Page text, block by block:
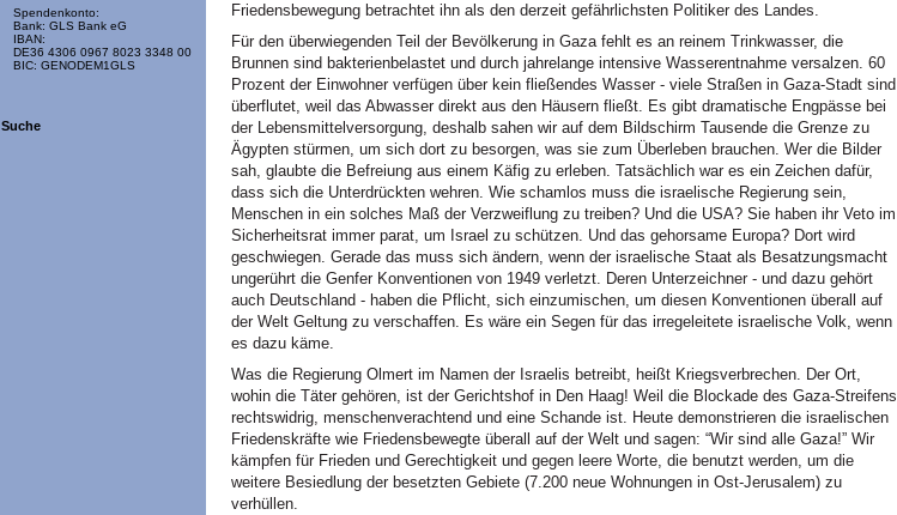
Spendenkonto:
Bank: GLS Bank eG
IBAN:
DE36 4306 0967 8023 3348 00
BIC: GENODEM1GLS
Suche
Friedensbewegung betrachtet ihn als den derzeit gefährlichsten Politiker des Landes.
Für den überwiegenden Teil der Bevölkerung in Gaza fehlt es an reinem Trinkwasser, die
Brunnen sind bakterienbelastet und durch jahrelange intensive Wasserentnahme versalzen. 60
Prozent der Einwohner verfügen über kein fließendes Wasser - viele Straßen in Gaza-Stadt sind
überflutet, weil das Abwasser direkt aus den Häusern fließt. Es gibt dramatische Engpässe bei
der Lebensmittelversorgung, deshalb sahen wir auf dem Bildschirm Tausende die Grenze zu
Ägypten stürmen, um sich dort zu besorgen, was sie zum Überleben brauchen. Wer die Bilder
sah, glaubte die Befreiung aus einem Käfig zu erleben. Tatsächlich war es ein Zeichen dafür,
dass sich die Unterdrückten wehren. Wie schamlos muss die israelische Regierung sein,
Menschen in ein solches Maß der Verzweiflung zu treiben? Und die USA? Sie haben ihr Veto im
Sicherheitsrat immer parat, um Israel zu schützen. Und das gehorsame Europa? Dort wird
geschwiegen. Gerade das muss sich ändern, wenn der israelische Staat als Besatzungsmacht
ungerührt die Genfer Konventionen von 1949 verletzt. Deren Unterzeichner - und dazu gehört
auch Deutschland - haben die Pflicht, sich einzumischen, um diesen Konventionen überall auf
der Welt Geltung zu verschaffen. Es wäre ein Segen für das irregeleitete israelische Volk, wenn
es dazu käme.
Was die Regierung Olmert im Namen der Israelis betreibt, heißt Kriegsverbrechen. Der Ort,
wohin die Täter gehören, ist der Gerichtshof in Den Haag! Weil die Blockade des Gaza-Streifens
rechtswidrig, menschenverachtend und eine Schande ist. Heute demonstrieren die israelischen
Friedenskräfte wie Friedensbewegte überall auf der Welt und sagen: “Wir sind alle Gaza!” Wir
kämpfen für Frieden und Gerechtigkeit und gegen leere Worte, die benutzt werden, um die
weitere Besiedlung der besetzten Gebiete (7.200 neue Wohnungen in Ost-Jerusalem) zu
verhüllen.